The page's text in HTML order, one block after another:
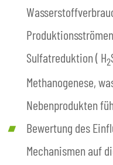
Sulfatreduktion ( H2
Methanogenese,
Nebenprodukten
Bewertung des
Mechanismen auf